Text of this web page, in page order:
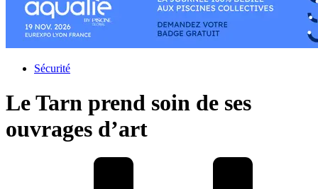
Sécurité
Le Tarn prend soin de ses
ouvrages d’art